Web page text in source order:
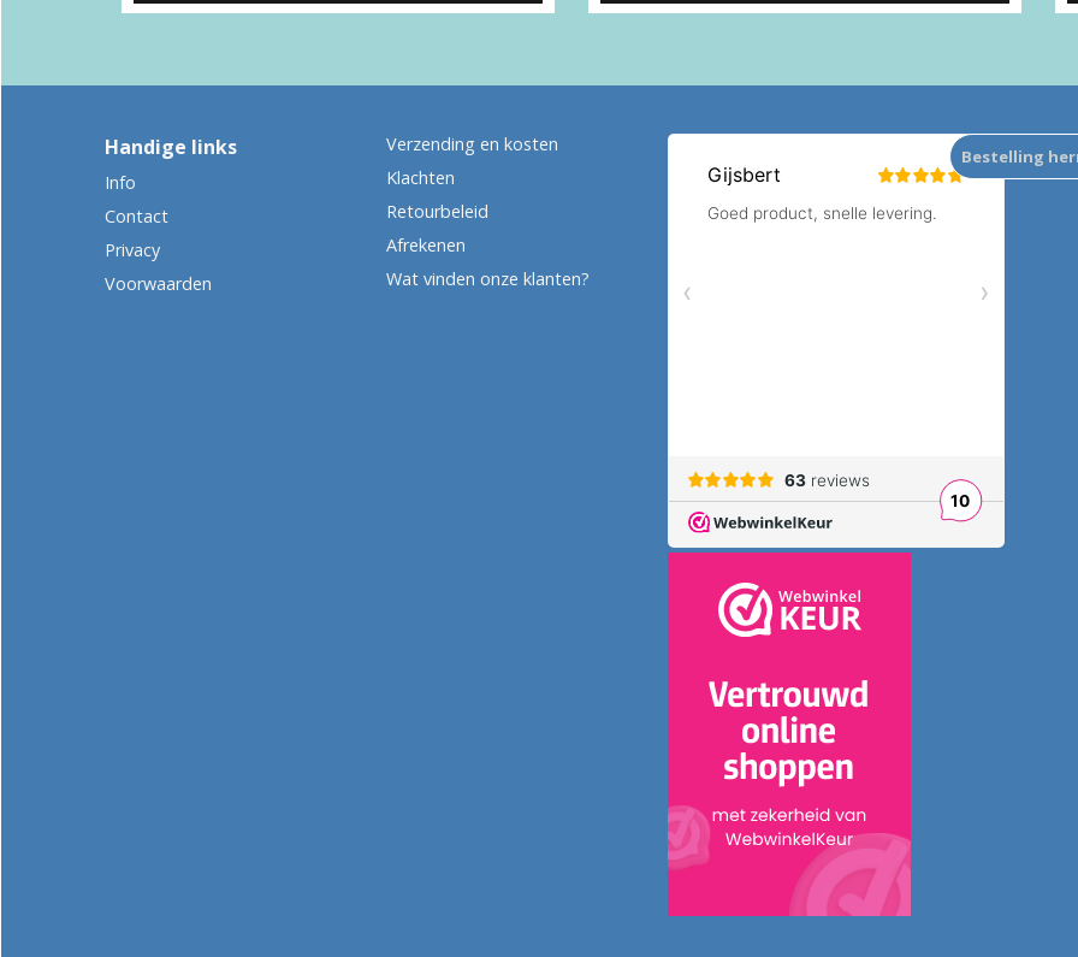
Massief beuken timmermans hamer Beuken meubelmakershamer groot.
Handige links
Info
Contact
Privacy
Voorwaarden
Verzending en kosten
Klachten
Retourbeleid
Afrekenen
Wat vinden onze klanten?
Bestelling